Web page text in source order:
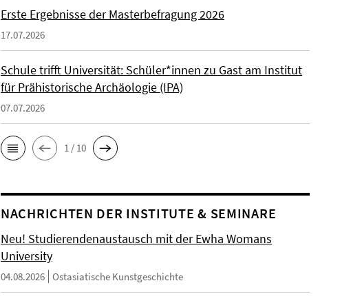
Erste Ergebnisse der Masterbefragung 2026
17.07.2026
Schule trifft Universität: Schüler*innen zu Gast am Institut
für Prähistorische Archäologie (IPA)
07.07.2026
1 / 10
NACHRICHTEN DER INSTITUTE & SEMINARE
Neu! Studierendenaustausch mit der Ewha Womans
University
04.08.2026 Ostasiatische Kunstgeschichte